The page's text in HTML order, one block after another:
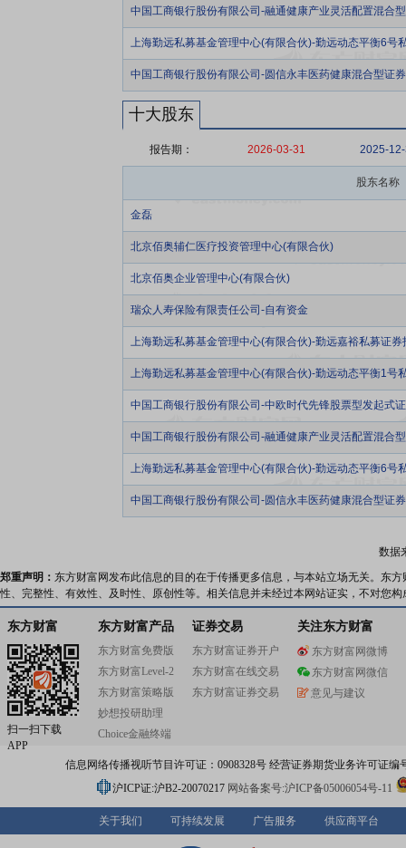
中国工商银行股份有限公司-融通健康产业灵活配置混合
上海勤远私募基金管理中心(有限合伙)-勤远动态平衡6号
中国工商银行股份有限公司-圆信永丰医药健康混合型证
十大股东
报告期： 2026-03-31 2025-
股东名称
金磊
北京佰奥辅仁医疗投资管理中心(有限合伙)
北京佰奥企业管理中心(有限合伙)
瑞众人寿保险有限责任公司-自有资金
上海勤远私募基金管理中心(有限合伙)-勤远嘉裕私募证券
上海勤远私募基金管理中心(有限合伙)-勤远动态平衡1号
中国工商银行股份有限公司-中欧时代先锋股票型发起式
中国工商银行股份有限公司-融通健康产业灵活配置混合
上海勤远私募基金管理中心(有限合伙)-勤远动态平衡6号
中国工商银行股份有限公司-圆信永丰医药健康混合型证
数据
郑重声明： 东方财富网发布此信息的目的在于传播更多信息，与本站立场无关。东
性、完整性、有效性、及时性、原创性等。相关信息并未经过本网站证实，不对您
东方财富
扫一扫下载
APP
东方财富产品
东方财富免费版
东方财富Level-2
东方财富策略版
妙想投研助理
Choice金融终端
证券交易
东方财富证券开户
东方财富在线交易
东方财富证券交易
关注东方财富
东方财富网微博
东方财富网微信
意见与建议
信息网络传播视听节目许可证：0908328号 经营证券期货业务许可证编
沪ICP证:沪B2-20070217 网站备案号:沪ICP备05006054号-11
关于我们 可持续发展 广告服务 供应商平台